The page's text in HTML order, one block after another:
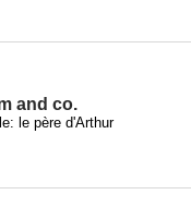
and co.
le père d'Arthur